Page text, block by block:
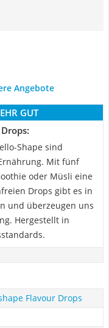
Angebote
GUT
Shape sind
Mit fünf
oder Müsli eine
Drops gibt es in
und überzeugen uns
Hergestellt in
Flavour Drops